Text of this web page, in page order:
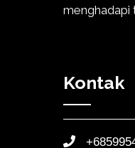
menghadapi
Kontak